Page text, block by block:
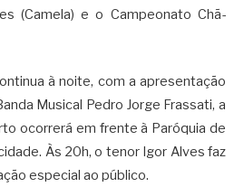
(Camela) e o Campeonato Chã-
à noite, com a apresentação
Musical Pedro Jorge Frassati, a
ocorrerá em frente à Paróquia de
Às 20h, o tenor Igor Alves faz
especial ao público.